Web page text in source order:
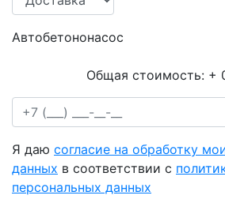
Автобетононасос
Общая стоимость: +
Я даю согласие на обработку
данных в соответствии с
персональных данных